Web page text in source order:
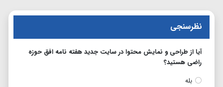
نظرسنجی
آیا از طراحی و نمایش محتوا در سایت جدید هفته نامه افق حوزه
راضی هستید؟
بله